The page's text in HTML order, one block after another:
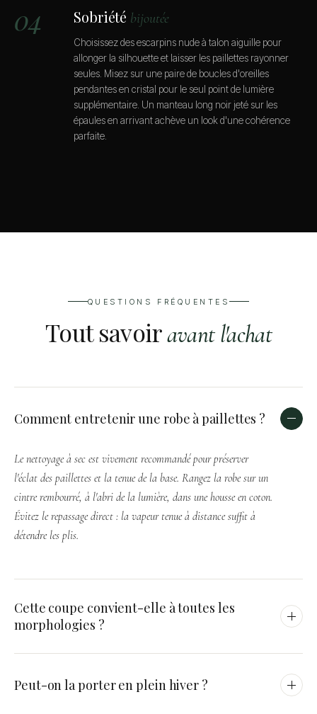
04 Sobriété bijoutée
Choisissez des escarpins nude à talon aiguille pour
allonger la silhouette et laisser les paillettes rayonner
seules. Misez sur une paire de boucles d'oreilles
pendantes en cristal pour le seul point de lumière
supplémentaire. Un manteau long noir jeté sur les
épaules en arrivant achève un look d'une cohérence
parfaite.
QUESTIONS FRÉQUENTES
Tout savoiravant l'achat
Comment entretenir une robe à paillettes ?
Le nettoyage à sec est vivement recommandé pour préserver
l'éclat des paillettes et la tenue de la base. Rangez la robe sur un
cintre rembourré, à l'abri de la lumière, dans une housse en coton.
Évitez le repassage direct : la vapeur tenue à distance suffit à
détendre les plis.
Cette coupe convient-elle à toutes les
morphologies ?
H, X et 8 en soulignant la taille. Les manches cloche équilibrent
Peut-on la porter en plein hiver ?